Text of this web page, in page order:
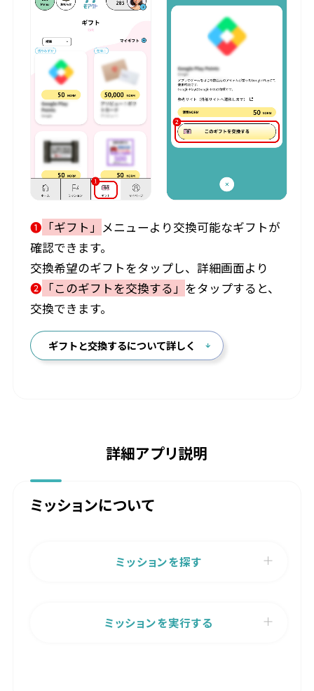
❶ 「ギフト」 メニューより交換可能なギフトが
確認できます。
交換希望のギフトをタップし、詳細画面より
❷ 「このギフトを交換する」 をタップすると、
交換できます。
ギフトと交換するについて詳しく
詳細アプリ説明
ミッションについて
ミッションを探す
ミッションを実行する